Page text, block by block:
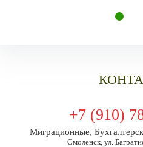
+7 (910)
Миграционные,
Смоленск, ул.